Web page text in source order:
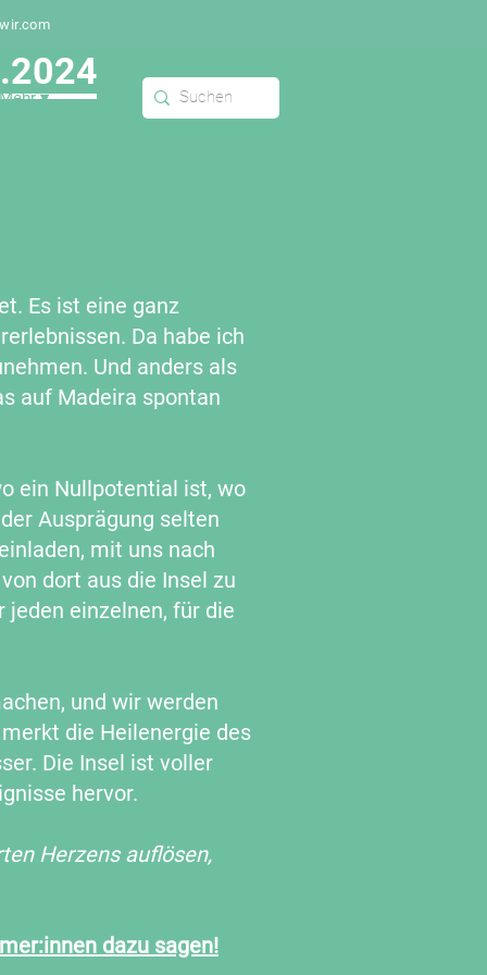
Mehr ▾
Es ist eine ganz
Da habe ich
Und anders als
auf Madeira spontan
ein Nullpotential ist, wo
Ausprägung selten
mit uns nach
dort aus die Insel zu
jeden einzelnen, für die
und wir werden
die Heilenergie des
Die Insel ist voller
hervor.
Herzens auflösen,
dazu sagen!